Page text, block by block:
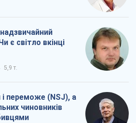
є світло вкінці
5,9 т.
переможе (NSJ), а
чиновників